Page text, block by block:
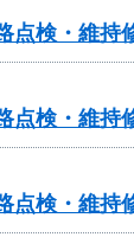
検・維持
検・維持
検・維持